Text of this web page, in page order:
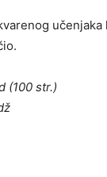
(100 str.)